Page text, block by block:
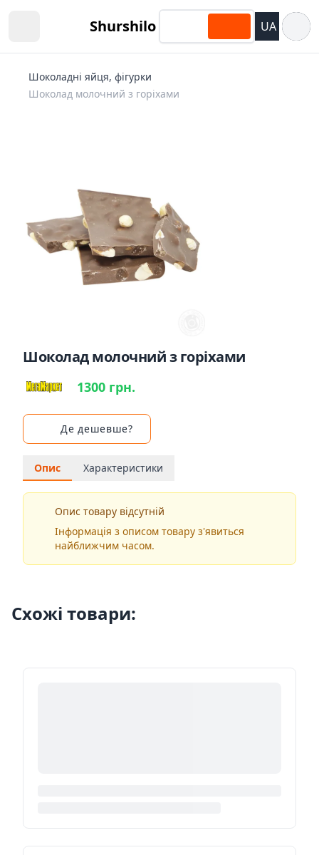
Shurshilo UA
Шоколадні яйця, фігурки
Шоколад молочний з горіхами
Шоколад молочний з горіхами
1300 грн.
Де дешевше?
Опис Характеристики
Опис товару відсутній
Інформація з описом товару з'явиться
найближчим часом.
Схожі товари: